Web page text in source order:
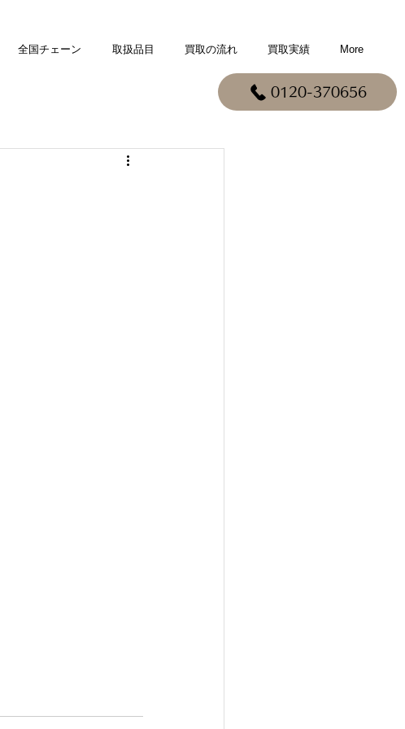
0120-370656
全国チェーン 取扱品目 買取の流れ 買取実績 More